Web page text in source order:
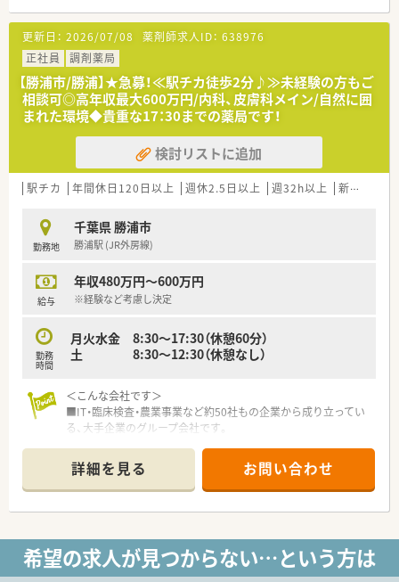
○おススメポイント○
■高年収700万円のご相談が可能！年収アップを目指せます。
■正社員でもWワークの相談が出来ます。
■シフトは全店で一括管理している為、ヘルプの相談がしやすく
お休みが取りやすい仕組みになっています。
■ヘルプ体制充実…他店からのヘルプも多く、ヘルプに行くこと
も多いです。たくさんの薬局を見ることが出来るので勉強にな
る環境です。
〇こんな会社です〇
■IT・臨床検査・農業事業など約50社もの企業から成り立ってい
る大手企業なので安定性は抜群です。
います。
■どの企業よりも最短でキャリアアップできる環境です。手を
挙げれば新規事業の立ち上げ等も挑戦できます。
て出世ポジションは多数！年齢は問いません。
■シフトは1週間単位で作成し、本社で勤怠を管理しているの
で、急なお休みにも対応できる体制を整えています。
■人員配置は流動性を意識しているのでマンネリ化を感じにく
■複数店舗で勤務出来るので、全科に精通するスキルを身に着け
ることが出来ます！
■システムで働き易さをサポート…「薬歴MEDIX（メディクス）」
レラ）」
で安心して調剤が出来る様に現場をサポートしてくれる仕
組みづくりをしてくれています。
更新日： 2026/07/08 薬剤師求人ID： 638976
正社員
調剤薬局
【勝浦市/勝浦】★急募！≪駅チカ徒歩2分♪≫未経験の方もご
相談可◎高年収最大600万円/内科、皮膚科メイン/自然に囲
まれた環境◆貴重な17：30までの薬局です！
検討リストに追加
駅チカ 年間休日120日以上 週休2.5日以上 週32h以上 新卒可
勤務地
千葉県 勝浦市
勝浦駅 (JR外房線)
給与
年収480万円～600万円
※経験など考慮し決定
勤務
時間
月火水金 8:30～17:30（休憩60分）
土 8:30～12:30（休憩なし）
＜こんな会社です＞
■IT・臨床検査・農業事業など約50社もの企業から成り立ってい
る、大手企業のグループ会社です。
＜社風＞
■トップダウンの『縦の組織』ではなく、サークルの様な『横の組
織』です。みんなで考え・行動する方針なのでやりがいをもって
働く事が可能です。
社長として活躍している方もいます。若手社員も活躍できる環
境です！年齢ではなく、自分から手を挙げれば色んな仕事へチャ
レンジする事ができる環境があるのでモチベーション･積極性の
詳細を見る お問い合わせ
希望の求人が見つからない…という方は